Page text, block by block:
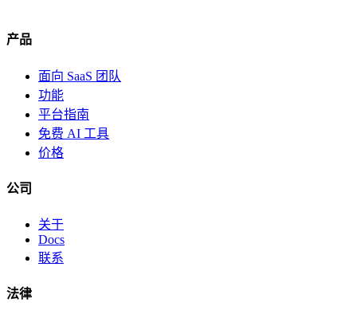
产品
面向 SaaS 团队
功能
平台指南
免费 AI 工具
价格
公司
关于
Docs
联系
法律